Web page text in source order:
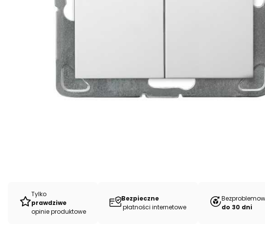
Tylko
prawdziwe
opinie produktowe
Bezpieczne
płatności internetowe
do 30 dni